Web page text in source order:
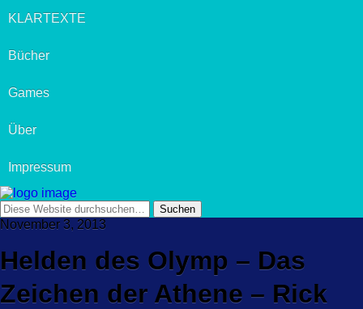
KLARTEXTE
Bücher
Games
Über
Impressum
November 3, 2013
Helden des Olymp – Das
Zeichen der Athene – Rick